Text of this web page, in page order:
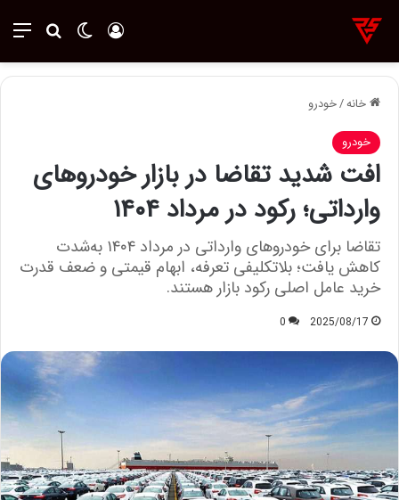
تغییر پوسته ورود
خانه/خودرو
خودرو
افت شدید تقاضا در بازار خودروهای
وارداتی؛ رکود در مرداد ۱۴۰۴
تقاضا برای خودروهای وارداتی در مرداد ۱۴۰۴ به‌شدت
کاهش یافت؛ بلاتکلیفی تعرفه، ابهام قیمتی و ضعف قدرت
خرید عامل اصلی رکود بازار هستند.
2025/08/17
0